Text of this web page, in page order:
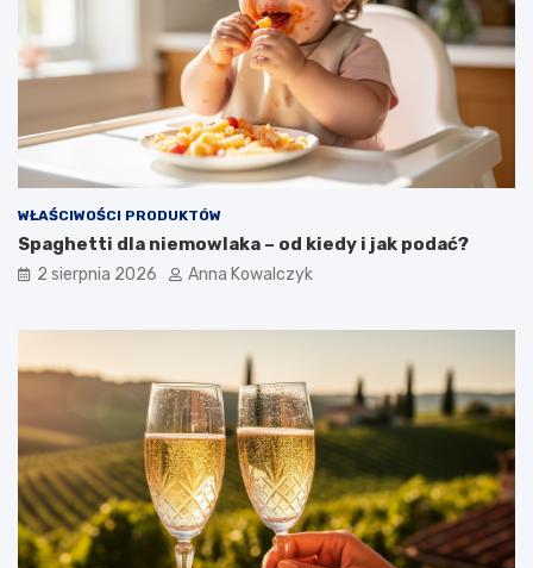
WŁAŚCIWOŚCI PRODUKTÓW
Spaghetti dla niemowlaka – od kiedy i jak podać?
2 sierpnia 2026 Anna Kowalczyk